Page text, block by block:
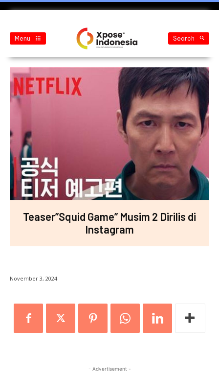
Menu Search
Teaser”Squid Game” Musim 2 Dirilis di
Instagram
November 3, 2024
- Advertisement -